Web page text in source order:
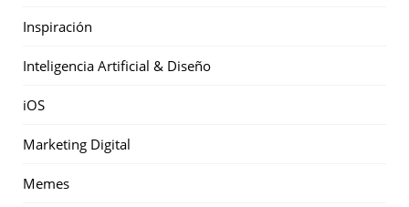
Inspiración
Inteligencia Artificial & Diseño
iOS
Marketing Digital
Memes